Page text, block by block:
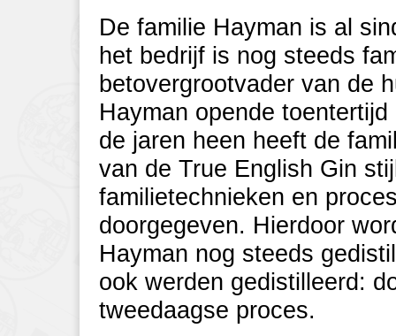
De familie Hayman is al
het bedrijf is nog steeds
betovergrootvader van de
Hayman opende
de jaren heen heeft de
van de True English Gin
familietechnieken en
doorgegeven. Hierdoor
Hayman nog steeds
ook werden gedistilleerd:
tweedaagse proces.